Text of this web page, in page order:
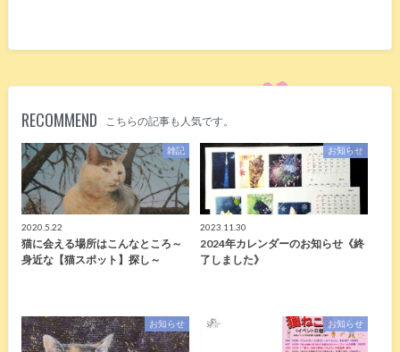
RECOMMEND こちらの記事も人気です。
雑記
2020.5.22
猫に会える場所はこんなところ～
身近な【猫スポット】探し～
お知らせ
2023.11.30
2024年カレンダーのお知らせ《終
了しました》
お知らせ お知らせ